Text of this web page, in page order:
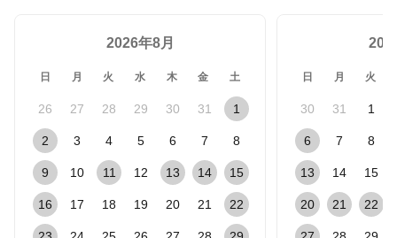
2026年8月
日 月 火 水 木 金 土
26 27 28 29 30 31 1
2 3 4 5 6 7 8
9 10 11 12 13 14 15
16 17 18 19 20 21 22
日 月 火
30 31 1
6 7 8
13 14 15
20 21 22